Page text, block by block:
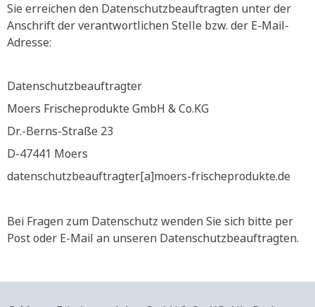
Sie erreichen den Datenschutzbeauftragten unter der
Anschrift der verantwortlichen Stelle bzw. der E-Mail-
Adresse:
Datenschutzbeauftragter
Moers Frischeprodukte GmbH & Co.KG
Dr.-Berns-Straße 23
D-47441 Moers
datenschutzbeauftragter[a]moers-frischeprodukte.de
Bei Fragen zum Datenschutz wenden Sie sich bitte per
Post oder E-Mail an unseren Datenschutzbeauftragten.